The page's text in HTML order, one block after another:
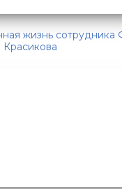
жизнь сотрудника